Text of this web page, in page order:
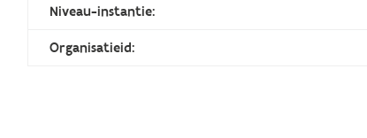
Niveau-instantie:
Organisatieid: